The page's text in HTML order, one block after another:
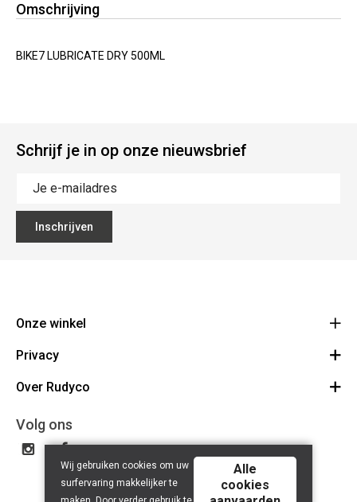
Omschrijving
BIKE7 LUBRICATE DRY 500ML
Schrijf je in op onze nieuwsbrief
Inschrijven
Onze winkel
Rudyco
9220 Hamme
052 47 71 27
BE 0893.944.278
Privacy
Algemene voorwaarden
Privacy Policy
Over Rudyco
Over ons
Contact
Rudyco Cycling Team
Volg ons
Wij gebruiken cookies om uw
surfervaring makkelijker te
Alle
cookies